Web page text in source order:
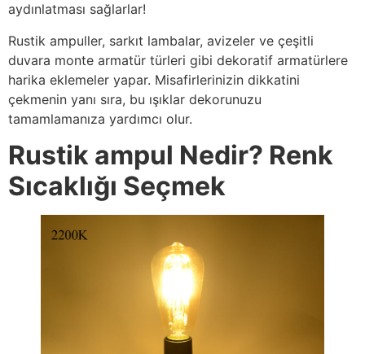
aydınlatması sağlarlar!
Rustik ampuller, sarkıt lambalar, avizeler ve çeşitli
duvara monte armatür türleri gibi dekoratif armatürlere
harika eklemeler yapar. Misafirlerinizin dikkatini
çekmenin yanı sıra, bu ışıklar dekorunuzu
tamamlamanıza yardımcı olur.
Rustik ampul Nedir? Renk
Sıcaklığı Seçmek